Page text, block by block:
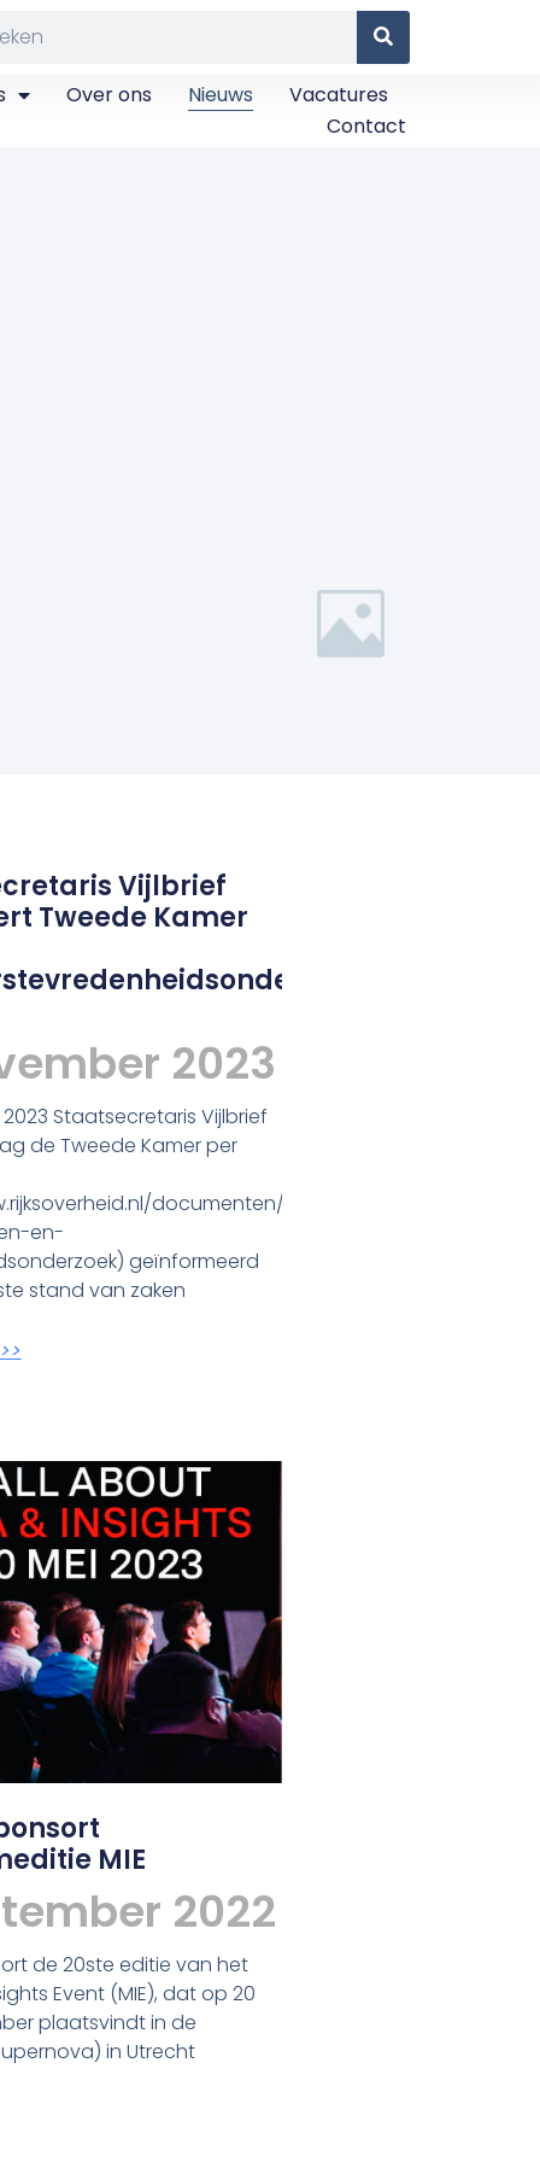
Over ons Nieuws
Vacatures
Contact
Vijlbrief
Tweede Kamer
2023
Staatsecretaris Vijlbrief
de Tweede Kamer per
documenten/kamerstukken/2023/12/12/
en-
geïnformeerd
stand van zaken
MIE
2022
de 20ste editie van het
Event (MIE), dat op 20
plaatsvindt in de
in Utrecht